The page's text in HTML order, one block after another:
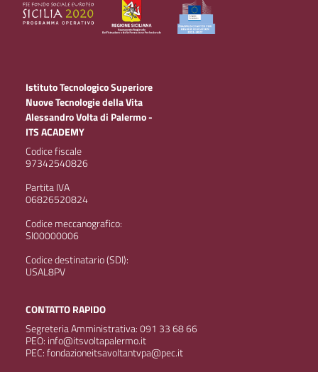
Istituto Tecnologico Superiore
Nuove Tecnologie della Vita
Alessandro Volta di Palermo -
ITS ACADEMY
Codice fiscale
97342540826
Partita IVA
06826520824
Codice meccanografico:
SI00000006
Codice destinatario (SDI):
USAL8PV
CONTATTO RAPIDO
Segreteria Amministrativa: 091 33 68 66
PEO: info@itsvoltapalermo.it
PEC: fondazioneitsavoltantvpa@pec.it